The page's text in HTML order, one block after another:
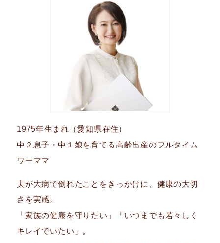
1975年生まれ（愛知県在住）
中２息子・中１娘を育てる高齢出産のフルタイム
ワーママ
夫が大病で倒れたことをきっかけに、健康の大切
さを実感。
「家族の健康を守りたい」「いつまでも若々しく
キレイでいたい」。